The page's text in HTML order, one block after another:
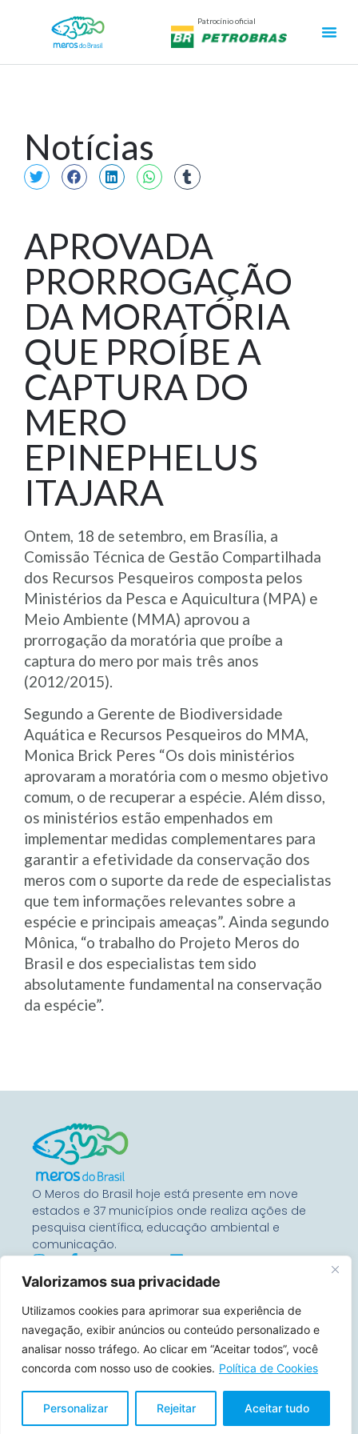
Valorizamos sua privacidade
Utilizamos cookies para aprimorar sua experiência de
navegação, exibir anúncios ou conteúdo personalizado e
analisar nosso tráfego. Ao clicar em “Aceitar todos”, você
concorda com nosso uso de cookies. Política de Cookies
Personalizar Rejeitar Aceitar tudo
Patrocínio oficial
Notícias
APROVADA
PRORROGAÇÃO
DA MORATÓRIA
QUE PROÍBE A
CAPTURA DO
MERO
EPINEPHELUS
ITAJARA
Ontem, 18 de setembro, em Brasília, a
Comissão Técnica de Gestão Compartilhada
dos Recursos Pesqueiros composta pelos
Ministérios da Pesca e Aquicultura (MPA) e
Meio Ambiente (MMA) aprovou a
prorrogação da moratória que proíbe a
captura do mero por mais três anos
(2012/2015).
Segundo a Gerente de Biodiversidade
Aquática e Recursos Pesqueiros do MMA,
Monica Brick Peres “Os dois ministérios
aprovaram a moratória com o mesmo objetivo
comum, o de recuperar a espécie. Além disso,
os ministérios estão empenhados em
implementar medidas complementares para
garantir a efetividade da conservação dos
meros com o suporte da rede de especialistas
que tem informações relevantes sobre a
espécie e principais ameaças”. Ainda segundo
Mônica, “o trabalho do Projeto Meros do
Brasil e dos especialistas tem sido
absolutamente fundamental na conservação
da espécie”.
O Meros do Brasil hoje está presente em nove
estados e 37 municípios onde realiza ações de
pesquisa científica, educação ambiental e
comunicação.
Entre Em Contato
Rua Benjamin Constant, 67
Conj 1104 – 80060-020
Curitiba, Paraná, Brasil
contato@merosdobrasil.org
(21) 99644-7157